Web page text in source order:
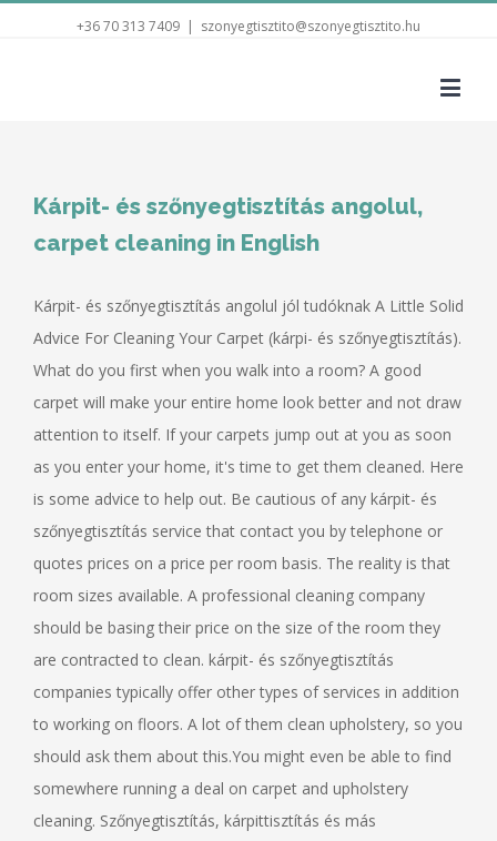
+36 70 313 7409 | szonyegtisztito@szonyegtisztito.hu
Kárpit- és szőnyegtisztítás angolul,
carpet cleaning in English
Kárpit- és szőnyegtisztítás angolul jól tudóknak A Little Solid
Advice For Cleaning Your Carpet (kárpi- és szőnyegtisztítás).
What do you first when you walk into a room? A good
carpet will make your entire home look better and not draw
attention to itself. If your carpets jump out at you as soon
as you enter your home, it's time to get them cleaned. Here
is some advice to help out. Be cautious of any kárpit- és
szőnyegtisztítás service that contact you by telephone or
quotes prices on a price per room basis. The reality is that
room sizes available. A professional cleaning company
should be basing their price on the size of the room they
are contracted to clean. kárpit- és szőnyegtisztítás
companies typically offer other types of services in addition
to working on floors. A lot of them clean upholstery, so you
should ask them about this.You might even be able to find
somewhere running a deal on carpet and upholstery
cleaning. Szőnyegtisztítás, kárpittisztítás és más